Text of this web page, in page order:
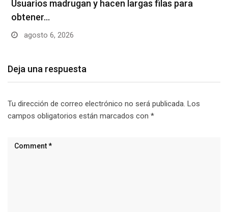
Usuarios madrugan y hacen largas filas para
obtener…
agosto 6, 2026
Deja una respuesta
Tu dirección de correo electrónico no será publicada. Los
campos obligatorios están marcados con *